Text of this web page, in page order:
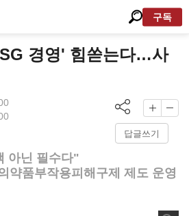
구독
경영' 힘쏟는다…사
답글쓰기
아닌 필수다"
약품부작용피해구제 제도 운영